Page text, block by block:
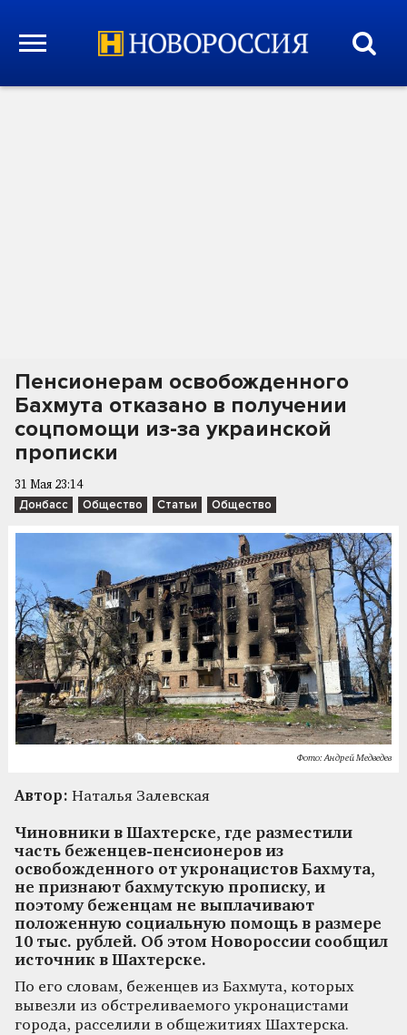
Пенсионерам освобожденного
Бахмута отказано в получении
соцпомощи из-за украинской
прописки
31 Мая 23:14
Донбасс Общество Статьи Общество
Фото: Андрей Медведев
Автор: Наталья Залевская
Чиновники в Шахтерске, где разместили
часть беженцев-пенсионеров из
освобожденного от укронацистов Бахмута,
не признают бахмутскую прописку, и
поэтому беженцам не выплачивают
положенную социальную помощь в размере
10 тыс. рублей. Об этом Новороссии сообщил
источник в Шахтерске.
По его словам, беженцев из Бахмута, которых
вывезли из обстреливаемого укронацистами
города, расселили в общежитиях Шахтерска.